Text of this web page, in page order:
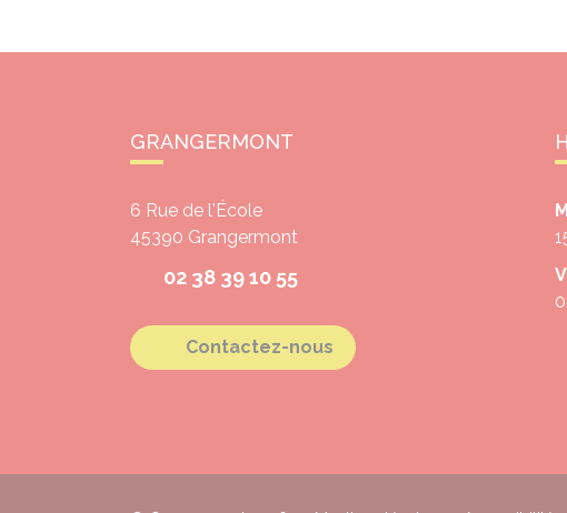
GRANGERMONT
6 Rue de l'École
45390 Grangermont
02 38 39 10 55
Contactez-nous